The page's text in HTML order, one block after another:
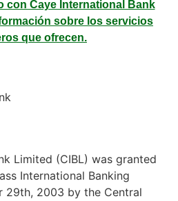
con Caye International Bank
sobre los servicios
que ofrecen.
Limited (CIBL) was granted
International Banking
29th, 2003 by the Central